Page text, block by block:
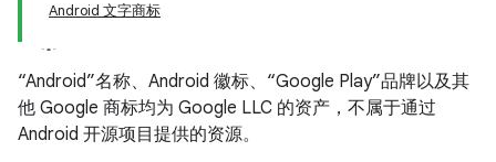
Android 文字商标
“Android”名称、Android 徽标、“Google Play”品牌以及其
他 Google 商标均为 Google LLC 的资产，不属于通过
Android 开源项目提供的资源。